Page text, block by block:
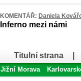
KOMENTÁŘ: Daniela
Inferno mezi námi
Titulní strana
Jižní Morava